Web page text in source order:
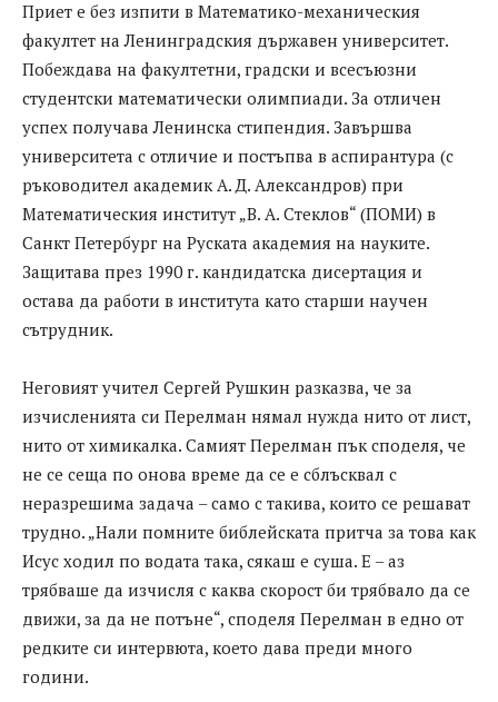
Приет е без изпити в Математико-механическия
факултет на Ленинградския държавен университет.
Побеждава на факултетни, градски и всесъюзни
студентски математически олимпиади. За отличен
успех получава Ленинска стипендия. Завършва
университета с отличие и постъпва в аспирантура (с
ръководител академик А. Д. Александров) при
Математическия институт „В. А. Стеклов“ (ПОМИ) в
Санкт Петербург на Руската академия на науките.
Защитава през 1990 г. кандидатска дисертация и
остава да работи в института като старши научен
сътрудник.
Неговият учител Сергей Рушкин разказва, че за
изчисленията си Перелман нямал нужда нито от лист,
нито от химикалка. Самият Перелман пък споделя, че
не се сеща по онова време да се е сблъсквал с
неразрешима задача – само с такива, които се решават
трудно. „Нали помните библейската притча за това как
Исус ходил по водата така, сякаш е суша. Е – аз
трябваше да изчисля с каква скорост би трябвало да се
движи, за да не потъне“, споделя Перелман в едно от
редките си интервюта, което дава преди много
години.